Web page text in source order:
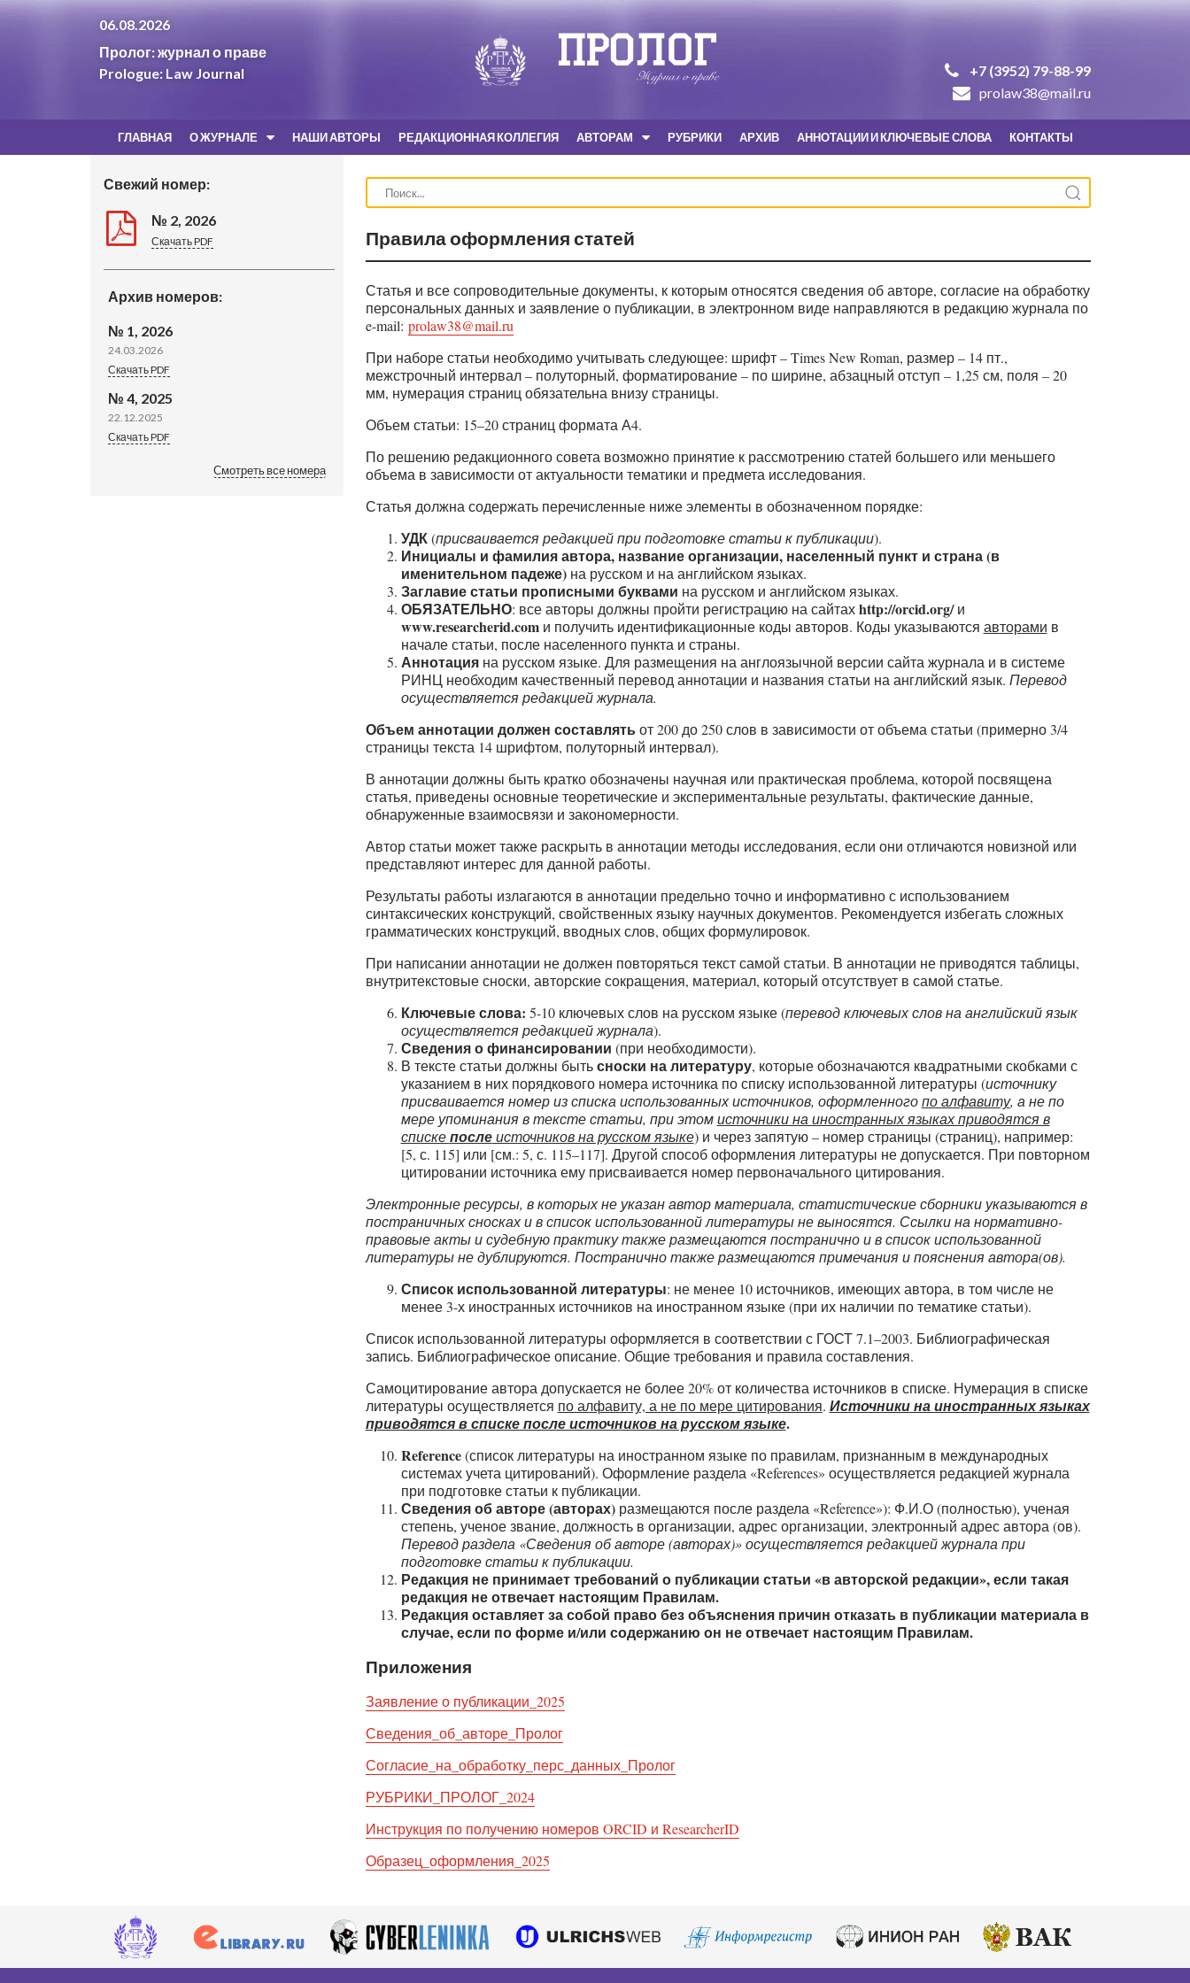
06.08.2026
Пролог: журнал о праве
Prologue: Law Journal
+7 (3952) 79-88-99
prolaw38@mail.ru
ГЛАВНАЯ О ЖУРНАЛЕ НАШИ АВТОРЫ РЕДАКЦИОННАЯ КОЛЛЕГИЯ АВТОРАМ РУБРИКИ АРХИВ АННОТАЦИИ И КЛЮЧЕВЫЕ СЛОВА КОНТАКТЫ
Свежий номер:
№ 2, 2026
Скачать PDF
Архив номеров:
№ 1, 2026
24.03.2026
Скачать PDF
№ 4, 2025
22.12.2025
Скачать PDF
Смотреть все номера
Правила оформления статей
Статья и все сопроводительные документы, к которым относятся сведения об авторе, согласие на обработку
персональных данных и заявление о публикации, в электронном виде направляются в редакцию журнала по
e-mail: prolaw38@mail.ru
При наборе статьи необходимо учитывать следующее: шрифт – Times New Roman, размер – 14 пт.,
межстрочный интервал – полуторный, форматирование – по ширине, абзацный отступ – 1,25 см, поля – 20
мм, нумерация страниц обязательна внизу страницы.
Объем статьи: 15–20 страниц формата А4.
По решению редакционного совета возможно принятие к рассмотрению статей большего или меньшего
объема в зависимости от актуальности тематики и предмета исследования.
Статья должна содержать перечисленные ниже элементы в обозначенном порядке:
УДК(присваивается редакцией при подготовке статьи к публикации).
Инициалы и фамилия автора, название организации, населенный пункт и страна (в
именительном падеже)на русском и на английском языках.
Заглавие статьи прописными буквами на русском и английском языках.
ОБЯЗАТЕЛЬНО: все авторы должны пройти регистрацию на сайтахhttp://orcid.org/и
www.researcherid.comи получить идентификационные коды авторов. Коды указываются авторами в
начале статьи, после населенного пункта и страны.
Аннотация на русском языке. Для размещения на англоязычной версии сайта журнала и в системе
РИНЦ необходим качественный перевод аннотации и названия статьи на английский язык. Перевод
осуществляется редакцией журнала.
Объем аннотации должен составлятьот 200 до 250 слов в зависимости от объема статьи (примерно 3/4
страницы текста 14 шрифтом, полуторный интервал).
В аннотации должны быть кратко обозначены научная или практическая проблема, которой посвящена
статья, приведены основные теоретические и экспериментальные результаты, фактические данные,
обнаруженные взаимосвязи и закономерности.
Автор статьи может также раскрыть в аннотации методы исследования, если они отличаются новизной или
представляют интерес для данной работы.
Результаты работы излагаются в аннотации предельно точно и информативно с использованием
синтаксических конструкций, свойственных языку научных документов. Рекомендуется избегать сложных
грамматических конструкций, вводных слов, общих формулировок.
При написании аннотации не должен повторяться текст самой статьи. В аннотации не приводятся таблицы,
внутритекстовые сноски, авторские сокращения, материал, который отсутствует в самой статье.
Ключевые слова: 5-10 ключевых слов на русском языке (перевод ключевых слов на английский язык
осуществляется редакцией журнала).
Сведения о финансировании (при необходимости).
В тексте статьи должны бытьсноски на литературу, которые обозначаются квадратными скобками с
указанием в них порядкового номера источника по списку использованной литературы (источнику
присваивается номер из списка использованных источников, оформленногопо алфавиту, а не по
мере упоминания в тексте статьи, при этомисточники на иностранных языках приводятся в
спискепослеисточников на русском языке) и через запятую – номер страницы (страниц), например:
[5, с. 115] или [см.: 5, с. 115–117]. Другой способ оформления литературы не допускается. При повторном
цитировании источника ему присваивается номер первоначального цитирования.
Электронные ресурсы, в которых не указан автор материала, статистические сборники указываются в
постраничных сносках и в список использованной литературы не выносятся. Ссылки на нормативно-
правовые акты и судебную практику также размещаются постранично и в список использованной
литературы не дублируются. Постранично также размещаются примечания и пояснения автора(ов).
Список использованной литературы: не менее 10 источников, имеющих автора, в том числе не
менее 3-х иностранных источников на иностранном языке (при их наличии по тематике статьи).
Список использованной литературы оформляется в соответствии с ГОСТ 7.1–2003. Библиографическая
запись. Библиографическое описание. Общие требования и правила составления.
Самоцитирование автора допускается не более 20% от количества источников в списке. Нумерация в списке
литературы осуществляется по алфавиту, а не по мере цитирования. Источники на иностранных языках
приводятся в списке после источников на русском языке.
Reference(список литературы на иностранном языке по правилам, признанным в международных
системах учета цитирований). Оформление раздела «References» осуществляется редакцией журнала
при подготовке статьи к публикации.
Сведения об авторе (авторах)размещаются после раздела «Reference»): Ф.И.О (полностью), ученая
степень, ученое звание, должность в организации, адрес организации, электронный адрес автора (ов).
Перевод раздела «Сведения об авторе (авторах)» осуществляется редакцией журнала при
подготовке статьи к публикации.
Редакция не принимает требований о публикации статьи «в авторской редакции», если такая
редакция не отвечает настоящим Правилам.
Редакция оставляет за собой право без объяснения причин отказать в публикации материала в
случае, если по форме и/или содержанию он не отвечает настоящим Правилам.
Приложения
Заявление о публикации_2025
Сведения_об_авторе_Пролог
Согласие_на_обработку_перс_данных_Пролог
РУБРИКИ_ПРОЛОГ_2024
Инструкция по получению номеров ORCID и ResearcherID
Образец_оформления_2025